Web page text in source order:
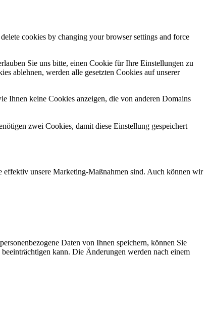
cookies by changing your browser settings and force
Sie uns bitte, einen Cookie für Ihre Einstellungen zu
ablehnen, werden alle gesetzten Cookies auf unserer
Ihnen keine Cookies anzeigen, die von anderen Domains
zwei Cookies, damit diese Einstellung gespeichert
effektiv unsere Marketing-Maßnahmen sind. Auch können wir
Daten von Ihnen speichern, können Sie
kann. Die Änderungen werden nach einem